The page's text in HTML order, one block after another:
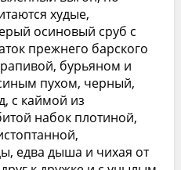
худые,
осиновый сруб с
прежнего барского
бурьяном и
пухом, черный,
с каймой из
набок плотиной,
едва дыша и чихая от